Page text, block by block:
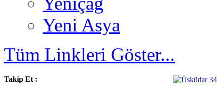
Yeni Asya
Tüm Linkleri Göster...
Takip Et :